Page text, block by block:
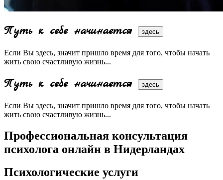
Путь к себе начинается здесь
Если Вы здесь, значит пришло время для того, чтобы начать
жить свою счастливую жизнь...
Путь к себе начинается здесь
Если Вы здесь, значит пришло время для того, чтобы начать
жить свою счастливую жизнь...
Профессиональная консультация
психолога онлайн в Нидерландах
Психологические услуги